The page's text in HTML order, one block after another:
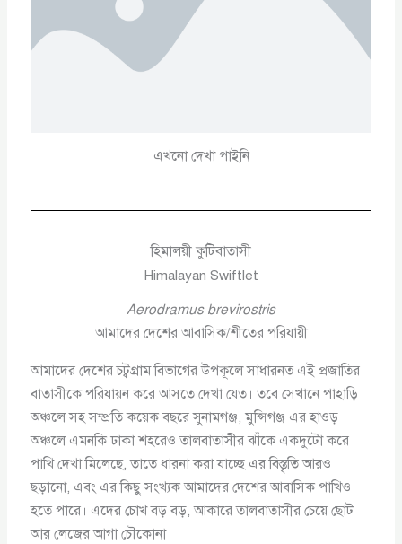
এখনো দেখা পাইনি
হিমালয়ী কুটিবাতাসী
Himalayan Swiftlet
Aerodramus brevirostris
আমাদের দেশের আবাসিক/শীতের পরিযায়ী
আমাদের দেশের চট্বগ্রাম বিভাগের উপকূলে সাধারনত এই প্রজাতির
বাতাসীকে পরিযায়ন করে আসতে দেখা যেত। তবে সেখানে পাহাড়ি
অঞ্চলে সহ সম্প্রতি কয়েক বছরে সুনামগঞ্জ, মুন্সিগঞ্জ এর হাওড়
অঞ্চলে এমনকি ঢাকা শহরেও তালবাতাসীর ঝাঁকে একদুটো করে
পাখি দেখা মিলেছে, তাতে ধারনা করা যাচ্ছে এর বিস্তৃতি আরও
ছড়ানো, এবং এর কিছু সংখ্যক আমাদের দেশের আবাসিক পাখিও
হতে পারে। এদের চোখ বড় বড়, আকারে তালবাতাসীর চেয়ে ছোট
আর লেজের আগা চৌকোনা।